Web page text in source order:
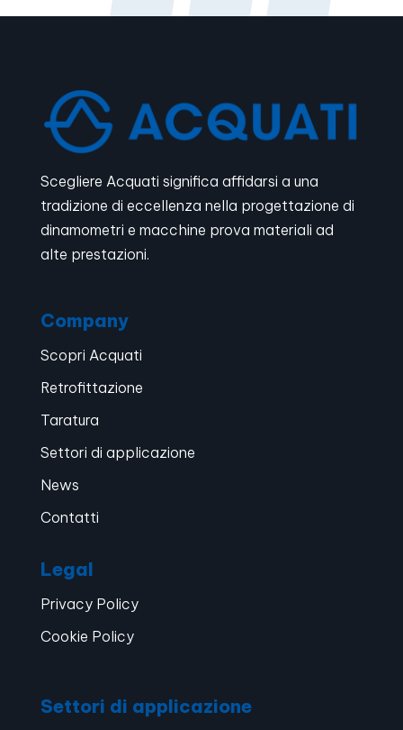
Scegliere Acquati significa affidarsi a una
tradizione di eccellenza nella progettazione di
dinamometri e macchine prova materiali ad
alte prestazioni.
Company
Scopri Acquati
Retrofittazione
Taratura
Settori di applicazione
News
Contatti
Legal
Privacy Policy
Cookie Policy
Settori di applicazione